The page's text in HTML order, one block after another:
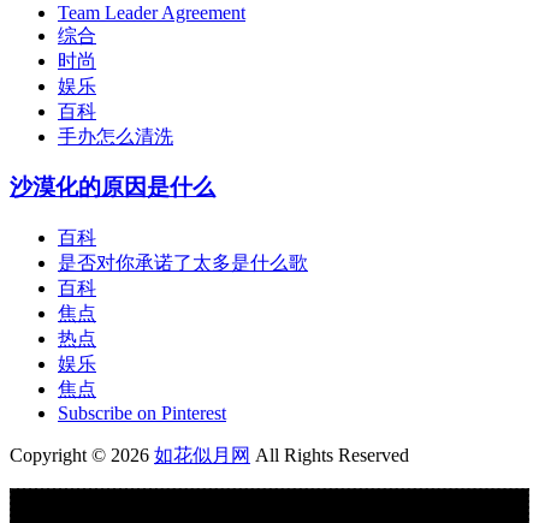
Team Leader Agreement
综合
时尚
娱乐
百科
手办怎么清洗
沙漠化的原因是什么
百科
是否对你承诺了太多是什么歌
百科
焦点
热点
娱乐
焦点
Subscribe on Pinterest
Copyright © 2026 如花似月网 All Rights Reserved